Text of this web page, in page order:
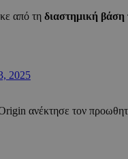
από τη διαστημική
2025
ανέκτησε τον